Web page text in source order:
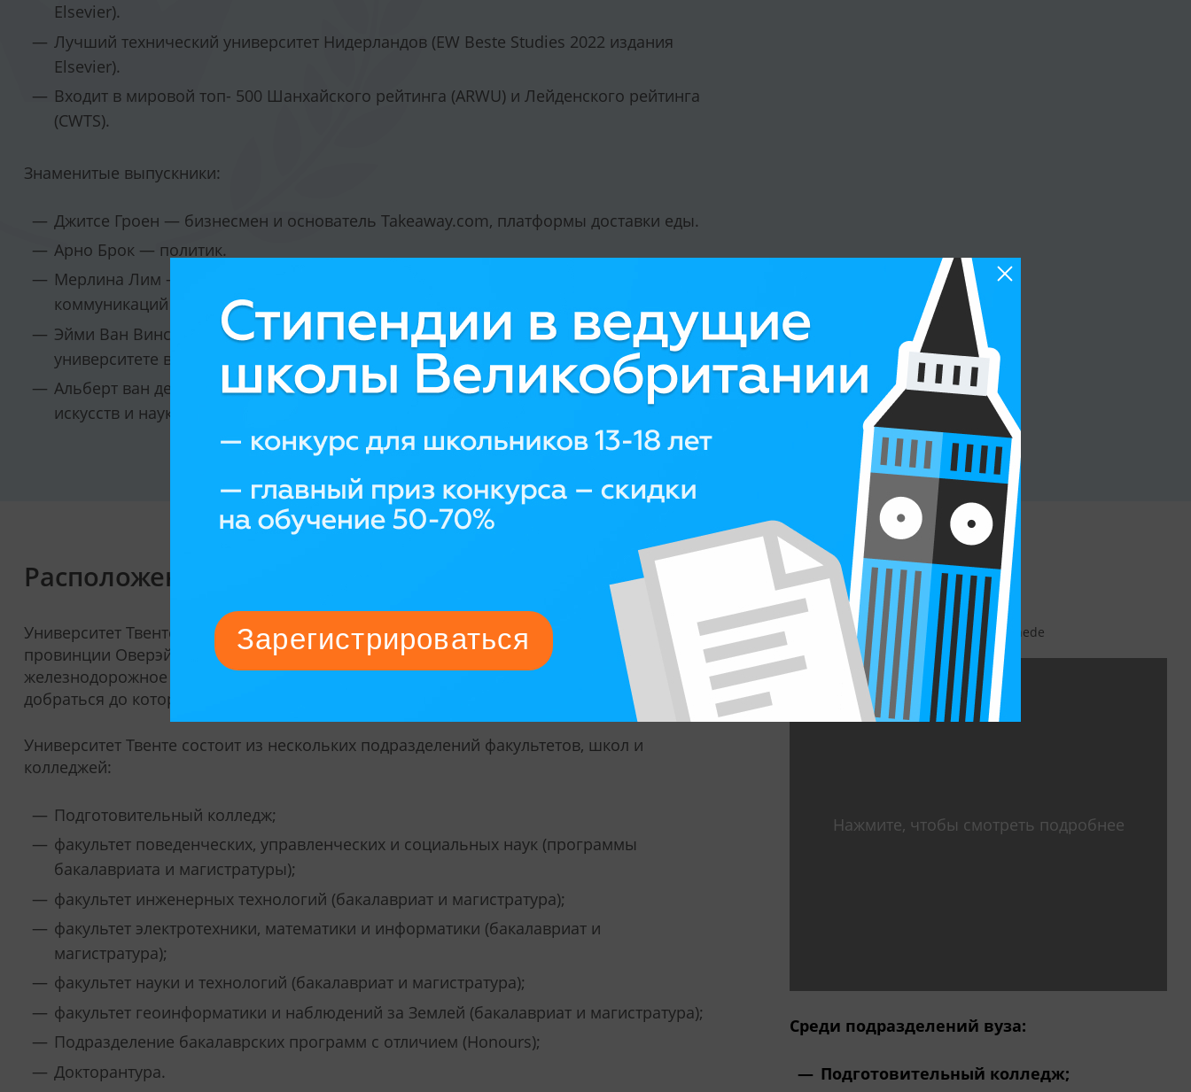
Elsevier).
Лучший технический университет Нидерландов (EW Beste Studies 2022 издания
Elsevier).
Входит в мировой топ- 500 Шанхайского рейтинга (ARWU) и Лейденского рейтинга
(CWTS).
Знаменитые выпускники:
Джитсе Гроен — бизнесмен и основатель Takeaway.com, платформы доставки еды.
Арно Брок — политик.
Мерлина Лим — ученая, заведующая одной из кафедр в Школе журналистики и
коммуникаций Карлтонского университета.
Эйми Ван Винсберг — специалист по этике искусственного интеллекта в Боннском
университете в Бонне.
Альберт ван ден Берг — физик, член Королевской Нидерландской академии
искусств и наук.
Расположение и состав UT
Drienerlolaan 5, 7522 ME Enschede
Нажмите, чтобы смотреть подробнее
Среди подразделений вуза:
Подготовительный колледж;
Университет Твенте расположен в Энсхеде — крупном городе региона Твенте в
провинции Оверэйсел в Нидерландах, имеет хорошее автомобильное и
железнодорожное сообщение. Ближайший аэропорт — Схипхол в Амстердаме,
добраться до которого можно за три часа на поезде или два часа на автомобиле.
Университет Твенте состоит из нескольких подразделений факультетов, школ и
колледжей:
Подготовительный колледж;
факультет поведенческих, управленческих и социальных наук (программы
бакалавриата и магистратуры);
факультет инженерных технологий (бакалавриат и магистратура);
факультет электротехники, математики и информатики (бакалавриат и
магистратура);
факультет науки и технологий (бакалавриат и магистратура);
факультет геоинформатики и наблюдений за Землей (бакалавриат и магистратура);
Подразделение бакалаврских программ с отличием (Honours);
Докторантура.